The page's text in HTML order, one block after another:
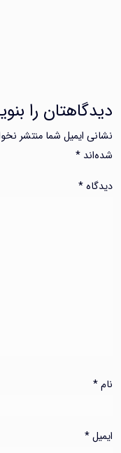
را بنویسید
شما منتشر نخواهد شد.
*